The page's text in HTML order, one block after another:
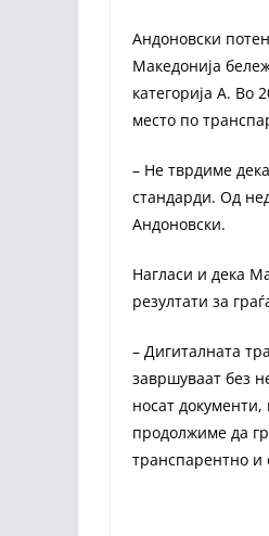
Андоновски
Македонија
категорија А. Во
место по
– Не тврдиме
стандарди. Од
Андоновски.
Нагласи и дека
резултати за
– Дигиталната
завршуваат без
носат
продолжиме да
транспарентно и